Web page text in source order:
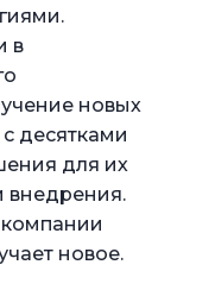
в
новых
десятками
для их
внедрения.
новое.